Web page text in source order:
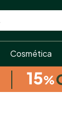
Cosmética